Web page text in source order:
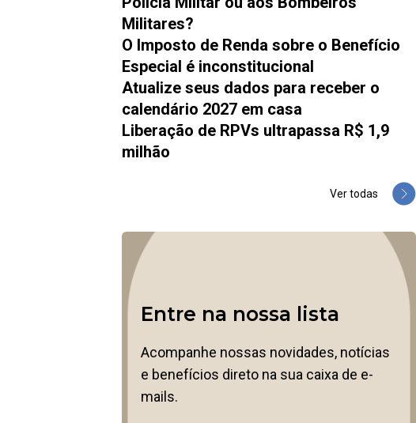
Militares?
O Imposto de Renda sobre o Benefício
Especial é inconstitucional
Atualize seus dados para receber o
calendário 2027 em casa
Liberação de RPVs ultrapassa R$ 1,9
milhão
Ver todas
Entre na nossa lista
Acompanhe nossas novidades, notícias
e benefícios direto na sua caixa de e-
mails.